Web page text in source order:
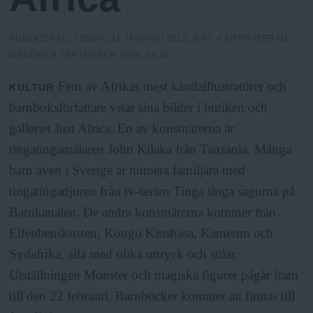
h
l
m
s
F
r
i
KULTUR
Fem av Afrikas mest kändaillustratörer och
barnboksförfattare visar sina bilder i butiken och
galleriet Just Africa. En av konstnärerna är
tingatingamålaren John Kilaka från Tanzania. Många
barn även i Sverige är numera familjära med
tingatingadjuren från tv-serien Tinga tinga sagorna på
Barnkanalen. De andra konstnärerna kommer från
Elfenbenskusten, Kongo Kinshasa, Kamerun och
Sydafrika, alla med olika uttryck och stilar.
Utställningen Monster och magiska figurer pågår fram
till den 22 februari. Barnböcker kommer att finnas till